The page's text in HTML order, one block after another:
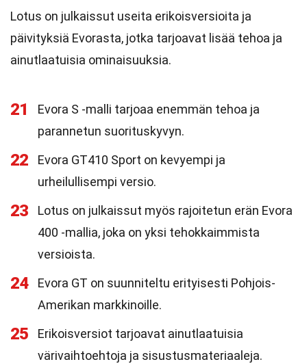
Lotus on julkaissut useita erikoisversioita ja
päivityksiä Evorasta, jotka tarjoavat lisää tehoa ja
ainutlaatuisia ominaisuuksia.
21
Evora S -malli tarjoaa enemmän tehoa ja
parannetun suorituskyvyn.
22
Evora GT410 Sport on kevyempi ja
urheilullisempi versio.
23
Lotus on julkaissut myös rajoitetun erän Evora
400 -mallia, joka on yksi tehokkaimmista
versioista.
24
Evora GT on suunniteltu erityisesti Pohjois-
Amerikan markkinoille.
25
Erikoisversiot tarjoavat ainutlaatuisia
värivaihtoehtoja ja sisustusmateriaaleja.